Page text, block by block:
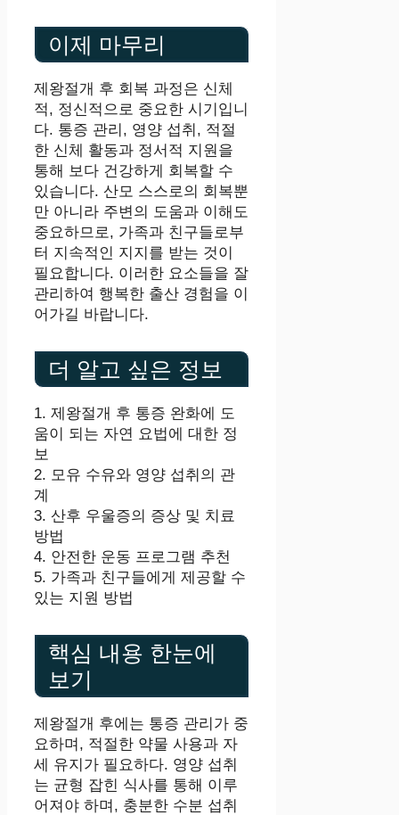
이제 마무리
제왕절개 후 회복 과정은 신체
적, 정신적으로 중요한 시기입니
다. 통증 관리, 영양 섭취, 적절
한 신체 활동과 정서적 지원을
통해 보다 건강하게 회복할 수
있습니다. 산모 스스로의 회복뿐
만 아니라 주변의 도움과 이해도
중요하므로, 가족과 친구들로부
터 지속적인 지지를 받는 것이
필요합니다. 이러한 요소들을 잘
관리하여 행복한 출산 경험을 이
어가길 바랍니다.
더 알고 싶은 정보
1. 제왕절개 후 통증 완화에 도
움이 되는 자연 요법에 대한 정
보
2. 모유 수유와 영양 섭취의 관
계
3. 산후 우울증의 증상 및 치료
방법
4. 안전한 운동 프로그램 추천
5. 가족과 친구들에게 제공할 수
있는 지원 방법
핵심 내용 한눈에
보기
제왕절개 후에는 통증 관리가 중
요하며, 적절한 약물 사용과 자
세 유지가 필요하다. 영양 섭취
는 균형 잡힌 식사를 통해 이루
어져야 하며, 충분한 수분 섭취